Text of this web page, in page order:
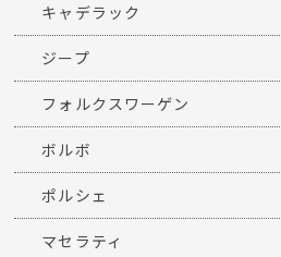
キャデラック
ジープ
フォルクスワーゲン
ボルボ
ポルシェ
マセラティ